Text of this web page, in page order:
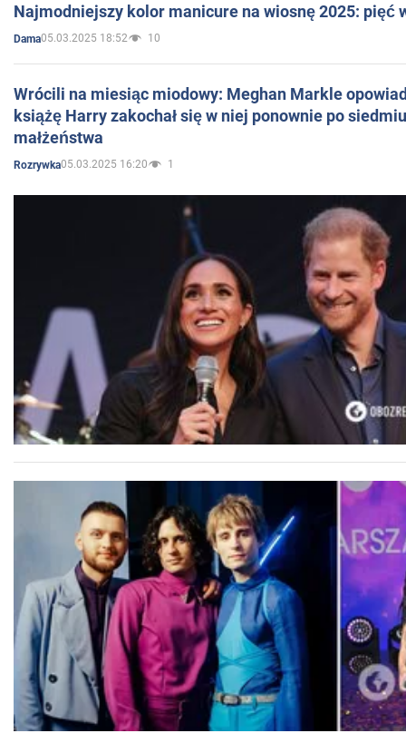
Najmodniejszy kolor manicure na wiosnę 2025: pięć
Dama05.03.2025 18:52 10
Wrócili na miesiąc miodowy: Meghan Markle
książę Harry zakochał się w niej ponownie po
małżeństwa
Rozrywka05.03.2025 16:20 1